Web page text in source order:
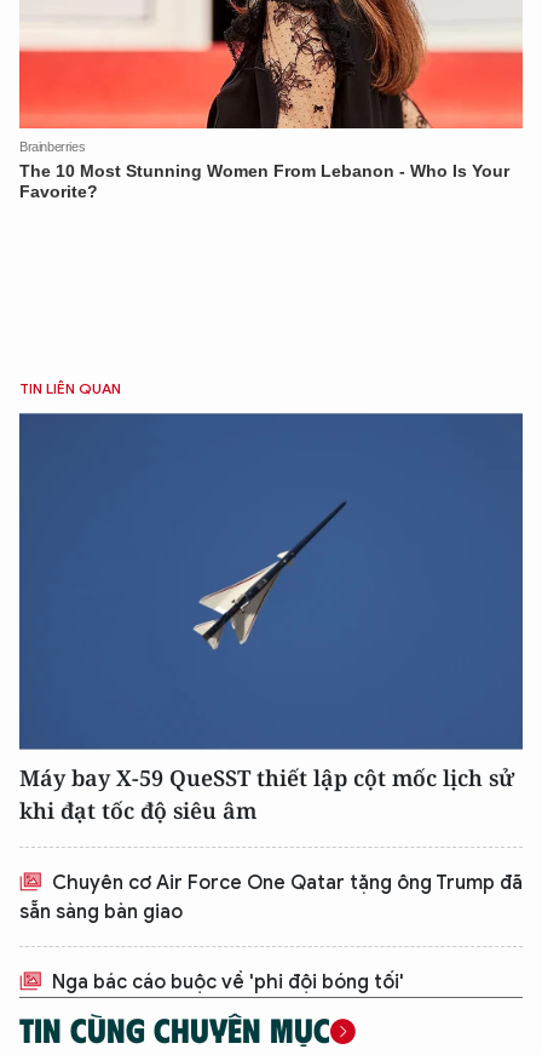
TIN LIÊN QUAN
Máy bay X-59 QueSST thiết lập cột mốc lịch sử
khi đạt tốc độ siêu âm
Chuyên cơ Air Force One Qatar tặng ông Trump đã
sẵn sàng bàn giao
Nga bác cáo buộc về 'phi đội bóng tối'
TIN CÙNG CHUYÊN MỤC